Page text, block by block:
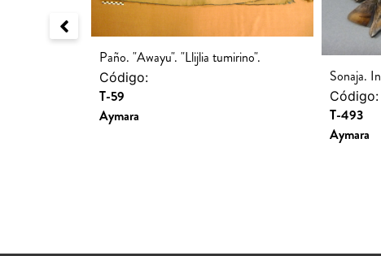
Paño. "Awayu". "Llijlia tumirino".
Código:
T-59
Aymara
Sonaja.
Código:
T-493
Aymara